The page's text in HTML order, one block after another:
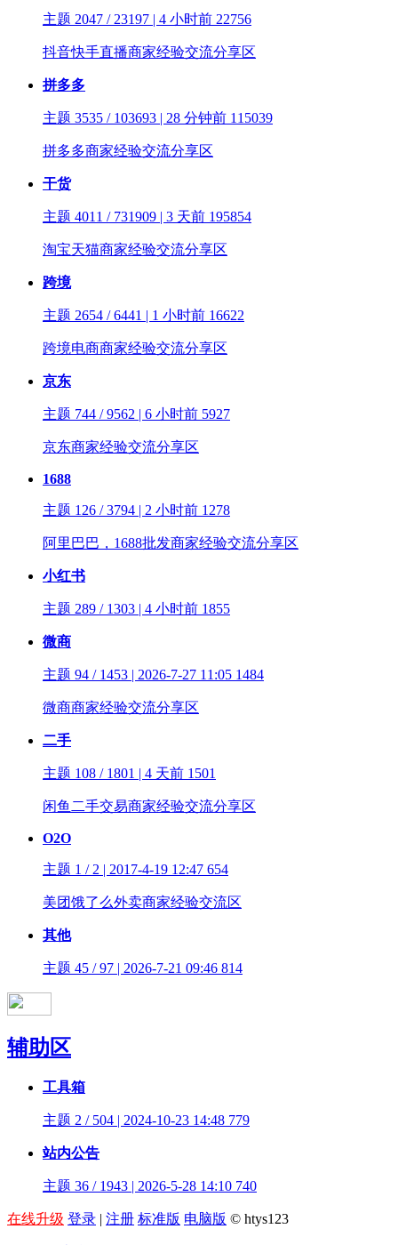
主题 2047 / 23197 | 4 小时前 22756
抖音快手直播商家经验交流分享区
拼多多
主题 3535 / 103693 | 28 分钟前 115039
拼多多商家经验交流分享区
干货
主题 4011 / 731909 | 3 天前 195854
淘宝天猫商家经验交流分享区
跨境
主题 2654 / 6441 | 1 小时前 16622
跨境电商商家经验交流分享区
京东
主题 744 / 9562 | 6 小时前 5927
京东商家经验交流分享区
1688
主题 126 / 3794 | 2 小时前 1278
阿里巴巴，1688批发商家经验交流分享区
小红书
主题 289 / 1303 | 4 小时前 1855
微商
主题 94 / 1453 | 2026-7-27 11:05 1484
微商商家经验交流分享区
二手
主题 108 / 1801 | 4 天前 1501
闲鱼二手交易商家经验交流分享区
O2O
主题 1 / 2 | 2017-4-19 12:47 654
美团饿了么外卖商家经验交流区
其他
主题 45 / 97 | 2026-7-21 09:46 814
辅助区
工具箱
主题 2 / 504 | 2024-10-23 14:48 779
站内公告
主题 36 / 1943 | 2026-5-28 14:10 740
在线升级 登录 | 注册 标准版 电脑版 © htys123